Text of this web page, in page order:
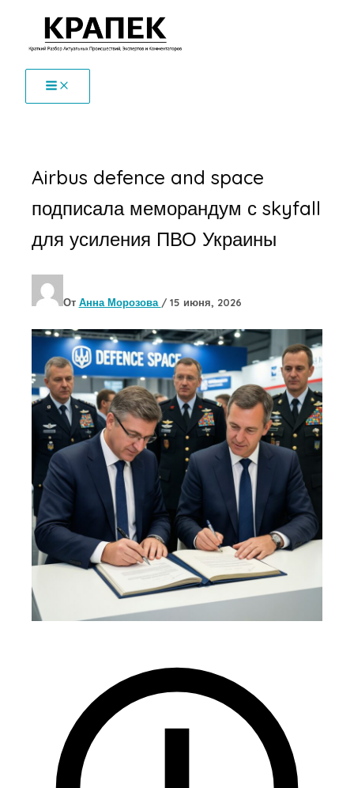
Перейти
содержимому
Airbus defence and space
подписала меморандум с skyfall
для усиления ПВО Украины
От Анна Морозова / 15 июня, 2026